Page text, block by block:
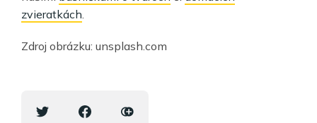
zvieratkách.
Zdroj obrázku: unsplash.com